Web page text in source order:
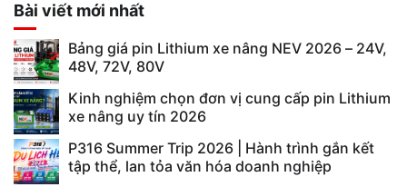
Bài viết mới nhất
Bảng giá pin Lithium xe nâng NEV 2026 – 24V,
48V, 72V, 80V
Kinh nghiệm chọn đơn vị cung cấp pin Lithium
xe nâng uy tín 2026
P316 Summer Trip 2026 | Hành trình gắn kết
tập thể, lan tỏa văn hóa doanh nghiệp